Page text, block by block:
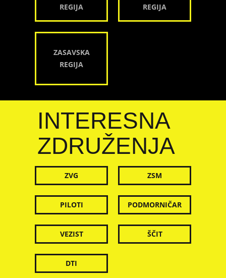
REGIJA
REGIJA
ZASAVSKA
REGIJA
INTERESNA
ZDRUŽENJA
ZVG ZSM
PILOTI PODMORNIČAR
VEZIST ŠČIT
DTI